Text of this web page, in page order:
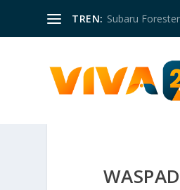
TREN: Subaru